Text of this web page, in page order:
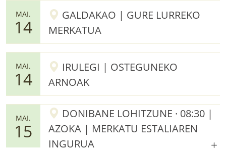
MAI.
14
GALDAKAO | GURE LURREKO
MERKATUA
MAI.
14
IRULEGI | OSTEGUNEKO
ARNOAK
MAI.
15
DONIBANE LOHITZUNE · 08:30 |
AZOKA | MERKATU ESTALIAREN
INGURUA